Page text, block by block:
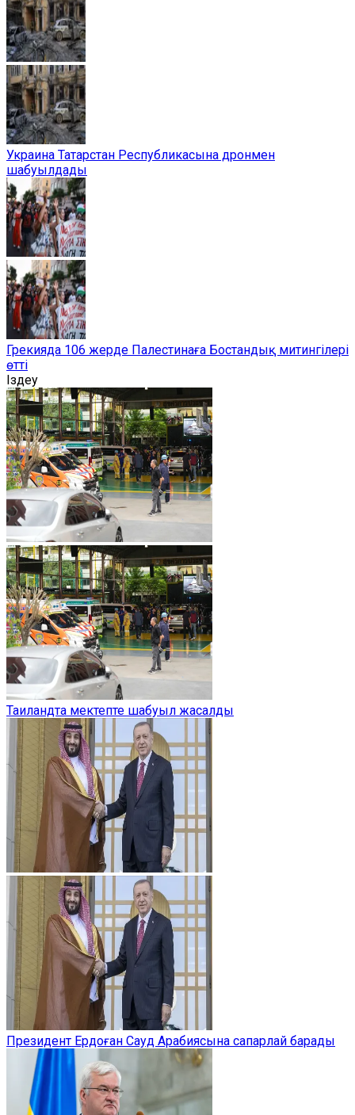
Украина Татарстан Республикасына дронмен
шабуылдады
Грекияда 106 жерде Палестинаға Бостандық митингілері
өтті
Іздеу
Таиландта мектепте шабуыл жасалды
Президент Ердоған Сауд Арабиясына сапарлай барады